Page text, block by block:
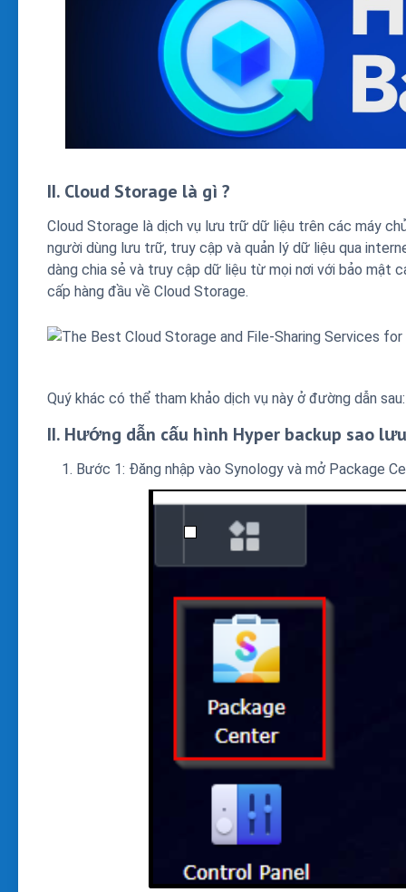
II. Cloud Storage là gì ?
Cloud Storage là dịch vụ lưu trữ dữ liệu trên các máy
người dùng lưu trữ, truy cập và quản lý dữ liệu qua
dàng chia sẻ và truy cập dữ liệu từ mọi nơi với bảo mật
cấp hàng đầu về Cloud Storage.
Quý khác có thể tham khảo dịch vụ này ở đường dẫn
II. Hướng dẫn cấu hình Hyper backup sao
Bước 1: Đăng nhập vào Synology và mở Package